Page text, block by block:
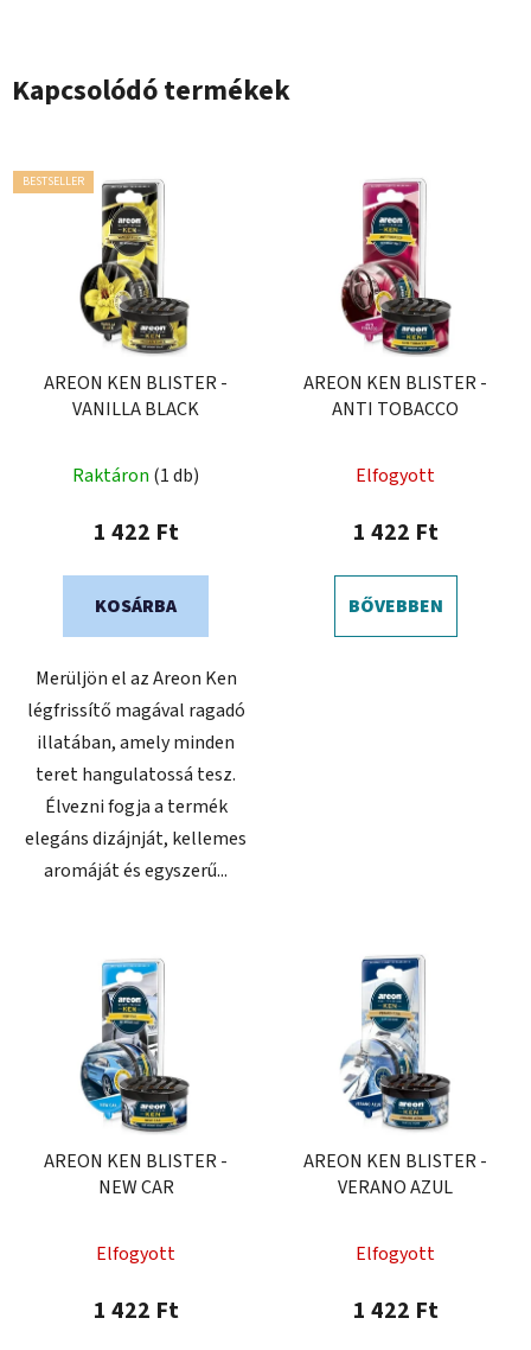
Kapcsolódó termékek
BESTSELLER
AREON KEN BLISTER -
VANILLA BLACK
Raktáron (1 db)
1 422 Ft
KOSÁRBA
Merüljön el az Areon Ken
légfrissítő magával ragadó
illatában, amely minden
teret hangulatossá tesz.
Élvezni fogja a termék
elegáns dizájnját, kellemes
aromáját és egyszerű...
AREON KEN BLISTER -
ANTI TOBACCO
termék
átlagos
5-
ből
Elfogyott
1 422 Ft
BŐVEBBEN
AREON KEN BLISTER -
NEW CAR
Elfogyott
1 422 Ft
AREON KEN BLISTER -
VERANO AZUL
Elfogyott
1 422 Ft